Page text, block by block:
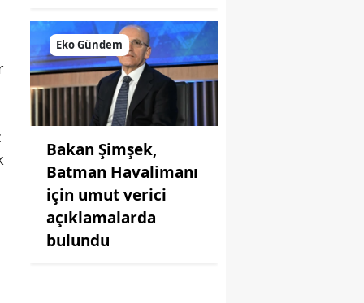
Eko Gündem
Bakan Şimşek,
Batman Havalimanı
için umut verici
açıklamalarda
bulundu